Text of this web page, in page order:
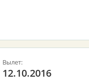
Вылет:
12.10.2016